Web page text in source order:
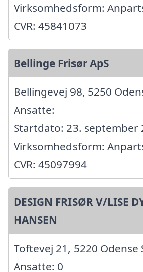
Virksomhedsform:
CVR: 45841073
Bellinge Frisør ApS
Bellingevej 98, 5250
Ansatte:
Startdato: 23. september
Virksomhedsform:
CVR: 45097994
DESIGN FRISØR V/LISE
HANSEN
Toftevej 21, 5220 Odense
Ansatte: 0